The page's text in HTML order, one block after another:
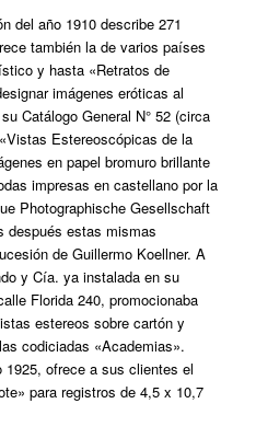
del año 1910 describe 271
también la de varios países
y hasta «Retratos de
imágenes eróticas al
Catálogo General N° 52 (circa
Estereoscópicas de la
en papel bromuro brillante
impresas en castellano por la
Photographische Gesellschaft
después estas mismas
de Guillermo Koellner. A
y Cía. ya instalada en su
Florida 240, promocionaba
estereos sobre cartón y
codiciadas «Academias».
1925, ofrece a sus clientes el
para registros de 4,5 x 10,7